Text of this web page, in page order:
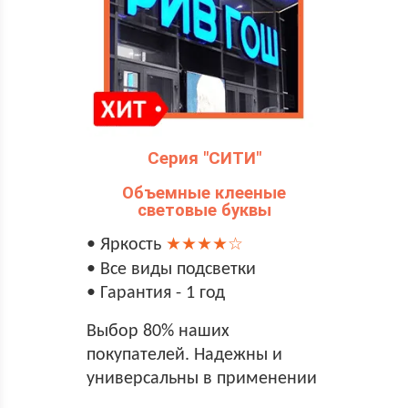
Серия "СИТИ"
Объемные клееные
световые буквы
• Яркость ★★★★☆
• Все виды подсветки
• Гарантия - 1 год
Выбор 80% наших
покупателей. Надежны и
универсальны в применении